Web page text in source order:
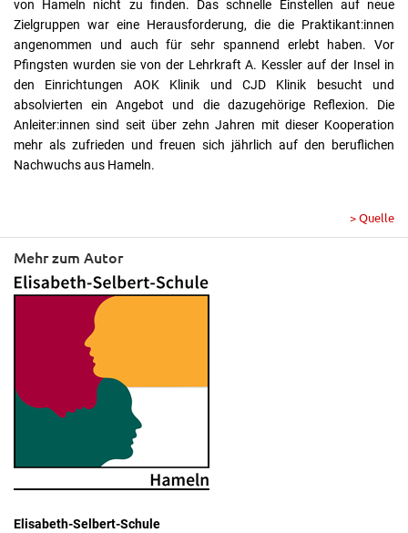
von Hameln nicht zu finden. Das schnelle Einstellen auf neue
Zielgruppen war eine Herausforderung, die die Praktikant:innen
angenommen und auch für sehr spannend erlebt haben. Vor
Pfingsten wurden sie von der Lehrkraft A. Kessler auf der Insel in
den Einrichtungen AOK Klinik und CJD Klinik besucht und
absolvierten ein Angebot und die dazugehörige Reflexion. Die
Anleiter:innen sind seit über zehn Jahren mit dieser Kooperation
mehr als zufrieden und freuen sich jährlich auf den beruflichen
Nachwuchs aus Hameln.
> Quelle
Mehr zum Autor
Elisabeth-Selbert-Schule